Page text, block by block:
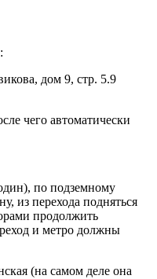
дом 9, стр. 5.9
чего автоматически
по подземному
из перехода подняться
продолжить
и метро должны
(на самом деле она